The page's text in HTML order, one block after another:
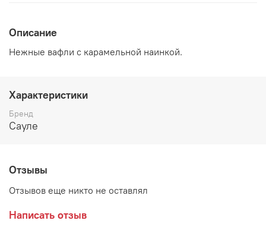
Описание
Нежные вафли с карамельной наинкой.
Характеристики
Бренд
Сауле
Отзывы
Отзывов еще никто не оставлял
Написать отзыв